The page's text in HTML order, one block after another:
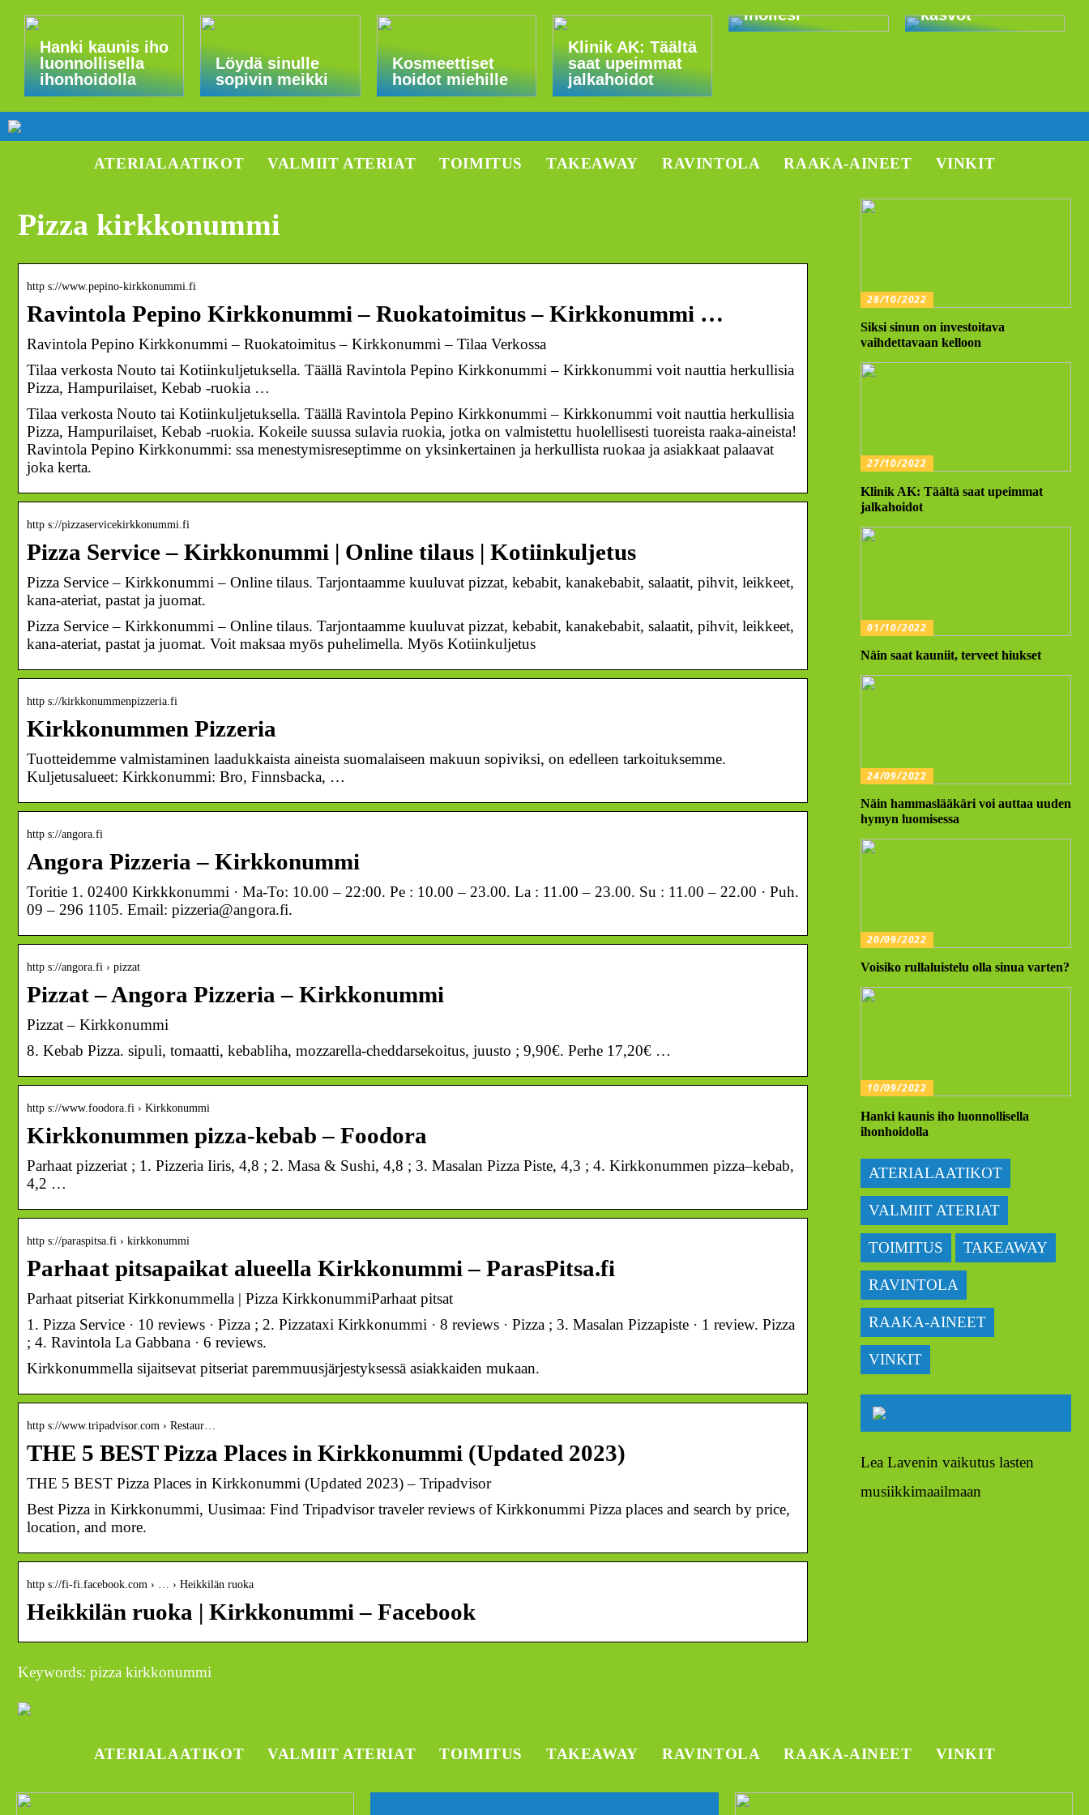
Hanki kaunis iho
luonnollisella
ihonhoidolla
Löydä sinulle
sopivin meikki
Kosmeettiset
hoidot miehille
Klinik AK: Täältä
saat upeimmat
jalkahoidot
ihollesi
kasvot
ATERIALAATIKOT VALMIIT ATERIAT TOIMITUS TAKEAWAY RAVINTOLA RAAKA-AINEET VINKIT
Pizza kirkkonummi
http s://www.pepino-kirkkonummi.fi
Ravintola Pepino Kirkkonummi – Ruokatoimitus – Kirkkonummi …
Ravintola Pepino Kirkkonummi – Ruokatoimitus – Kirkkonummi – Tilaa Verkossa
Tilaa verkosta Nouto tai Kotiinkuljetuksella. Täällä Ravintola Pepino Kirkkonummi – Kirkkonummi voit nauttia herkullisia
Pizza, Hampurilaiset, Kebab -ruokia …
Tilaa verkosta Nouto tai Kotiinkuljetuksella. Täällä Ravintola Pepino Kirkkonummi – Kirkkonummi voit nauttia herkullisia
Pizza, Hampurilaiset, Kebab -ruokia. Kokeile suussa sulavia ruokia, jotka on valmistettu huolellisesti tuoreista raaka-aineista!
Ravintola Pepino Kirkkonummi: ssa menestymisreseptimme on yksinkertainen ja herkullista ruokaa ja asiakkaat palaavat
joka kerta.
http s://pizzaservicekirkkonummi.fi
Pizza Service – Kirkkonummi | Online tilaus | Kotiinkuljetus
Pizza Service – Kirkkonummi – Online tilaus. Tarjontaamme kuuluvat pizzat, kebabit, kanakebabit, salaatit, pihvit, leikkeet,
kana-ateriat, pastat ja juomat.
Pizza Service – Kirkkonummi – Online tilaus. Tarjontaamme kuuluvat pizzat, kebabit, kanakebabit, salaatit, pihvit, leikkeet,
kana-ateriat, pastat ja juomat. Voit maksaa myös puhelimella. Myös Kotiinkuljetus
http s://kirkkonummenpizzeria.fi
Kirkkonummen Pizzeria
Tuotteidemme valmistaminen laadukkaista aineista suomalaiseen makuun sopiviksi, on edelleen tarkoituksemme.
Kuljetusalueet: Kirkkonummi: Bro, Finnsbacka, …
http s://angora.fi
Angora Pizzeria – Kirkkonummi
Toritie 1. 02400 Kirkkkonummi · Ma-To: 10.00 – 22:00. Pe : 10.00 – 23.00. La : 11.00 – 23.00. Su : 11.00 – 22.00 · Puh.
09 – 296 1105. Email: pizzeria@angora.fi.
http s://angora.fi › pizzat
Pizzat – Angora Pizzeria – Kirkkonummi
Pizzat – Kirkkonummi
8. Kebab Pizza. sipuli, tomaatti, kebabliha, mozzarella-cheddarsekoitus, juusto ; 9,90€. Perhe 17,20€ …
http s://www.foodora.fi › Kirkkonummi
Kirkkonummen pizza-kebab – Foodora
Parhaat pizzeriat ; 1. Pizzeria Iiris, 4,8 ; 2. Masa & Sushi, 4,8 ; 3. Masalan Pizza Piste, 4,3 ; 4. Kirkkonummen pizza–kebab,
4,2 …
http s://paraspitsa.fi › kirkkonummi
Parhaat pitsapaikat alueella Kirkkonummi – ParasPitsa.fi
Parhaat pitseriat Kirkkonummella | Pizza KirkkonummiParhaat pitsat
1. Pizza Service · 10 reviews · Pizza ; 2. Pizzataxi Kirkkonummi · 8 reviews · Pizza ; 3. Masalan Pizzapiste · 1 review. Pizza
; 4. Ravintola La Gabbana · 6 reviews.
Kirkkonummella sijaitsevat pitseriat paremmuusjärjestyksessä asiakkaiden mukaan.
http s://www.tripadvisor.com › Restaur…
THE 5 BEST Pizza Places in Kirkkonummi (Updated 2023)
THE 5 BEST Pizza Places in Kirkkonummi (Updated 2023) – Tripadvisor
Best Pizza in Kirkkonummi, Uusimaa: Find Tripadvisor traveler reviews of Kirkkonummi Pizza places and search by price,
location, and more.
http s://fi-fi.facebook.com › … › Heikkilän ruoka
Heikkilän ruoka | Kirkkonummi – Facebook
Keywords: pizza kirkkonummi
28/10/2022
Siksi sinun on investoitava
vaihdettavaan kelloon
27/10/2022
Klinik AK: Täältä saat upeimmat
jalkahoidot
01/10/2022
Näin saat kauniit, terveet hiukset
24/09/2022
Näin hammaslääkäri voi auttaa uuden
hymyn luomisessa
20/09/2022
Voisiko rullaluistelu olla sinua varten?
10/09/2022
Hanki kaunis iho luonnollisella
ihonhoidolla
ATERIALAATIKOT
VALMIIT ATERIAT
TOIMITUS TAKEAWAY
RAVINTOLA
RAAKA-AINEET
VINKIT
Lea Lavenin vaikutus lasten
musiikkimaailmaan
ATERIALAATIKOT VALMIIT ATERIAT TOIMITUS TAKEAWAY RAVINTOLA RAAKA-AINEET VINKIT